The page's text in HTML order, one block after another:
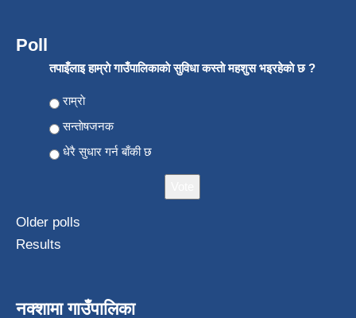
Poll
तपाइँलाइ हाम्राे गाउँपालिकाकाे सुविधा कस्ताे महशुस भइरहेकाे छ ?
Choices
राम्राे
सन्ताेषजनक
धेरै सुधार गर्न बाँकी छ
Older polls
Results
नक्शामा गाउँपालिका